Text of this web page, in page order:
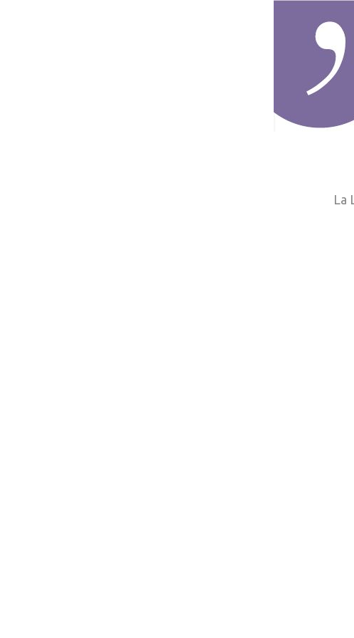
La